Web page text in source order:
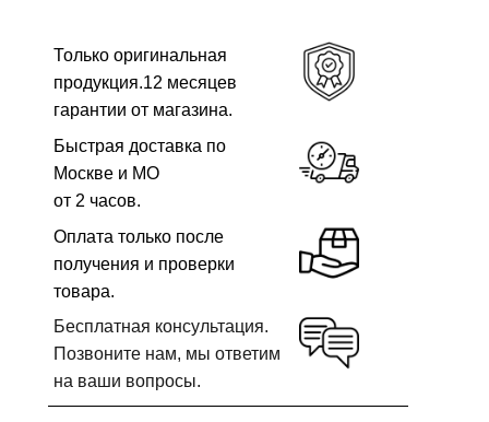
Оплата только после
получения и проверки
товара.
Быстрая доставка по
Москве и МО
от 2 часов.
Бесплатная консультация.
Позвоните нам, мы ответим
на ваши вопросы.
Только оригинальная
продукция.12 месяцев
гарантии от магазина.